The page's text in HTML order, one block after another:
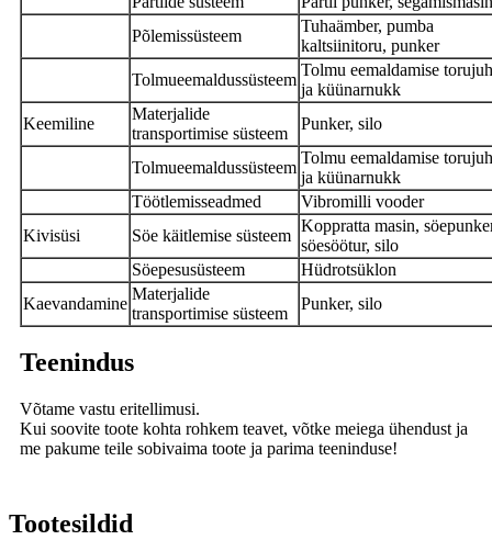
Põlemissüsteem
Tuhaämber, pumba
kaltsiinitoru, punker
Tolmueemaldussüsteem
Tolmu eemaldamise
ja küünarnukk
Keemiline
Materjalide
transportimise süsteem
Punker, silo
Tolmueemaldussüsteem
Tolmu eemaldamise
ja küünarnukk
Töötlemisseadmed
Vibromilli vooder
Kivisüsi
Söe käitlemise süsteem
Koppratta masin,
söesöötur, silo
Söepesusüsteem
Hüdrotsüklon
Kaevandamine
Materjalide
transportimise süsteem
Punker, silo
Teenindus
Võtame vastu eritellimusi.
Kui soovite toote kohta rohkem teavet, võtke meiega ühendust ja
me pakume teile sobivaima toote ja parima teeninduse!
Tootesildid